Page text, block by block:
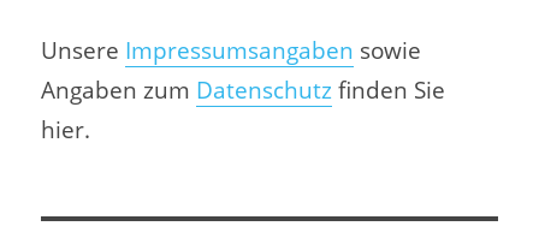
Unsere Impressumsangaben sowie
Angaben zum Datenschutzfinden Sie
hier.